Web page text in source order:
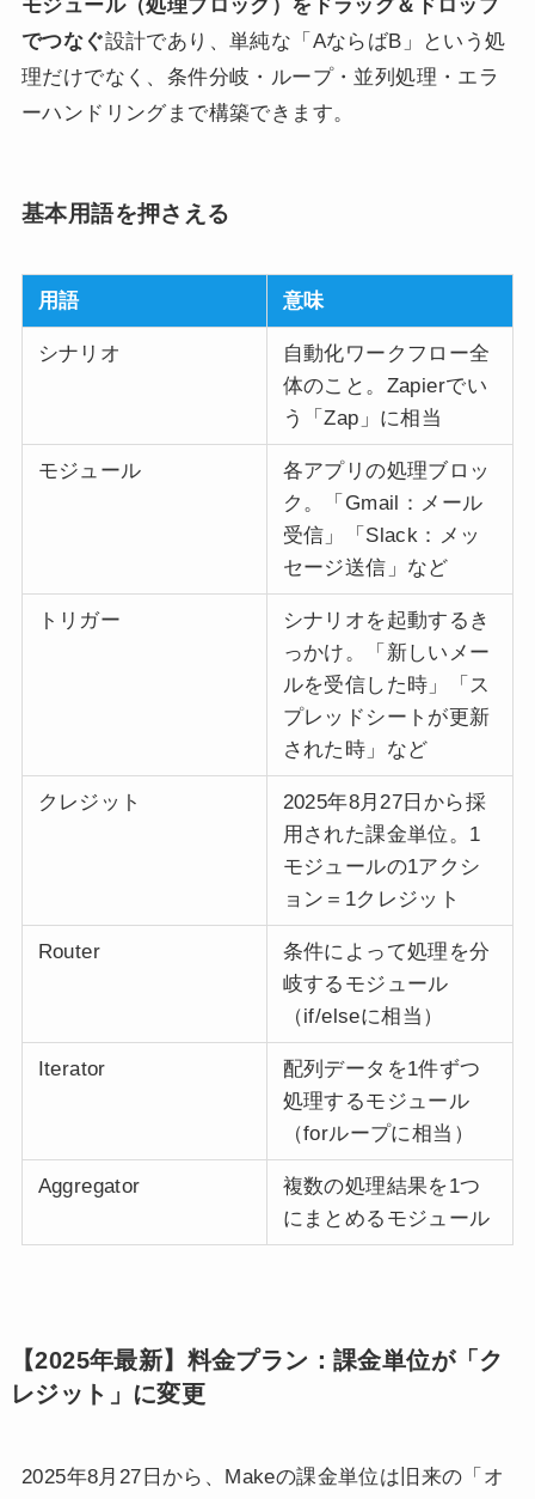
モジュール（処理ブロック）をドラッグ＆ドロップ
でつなぐ設計であり、単純な「AならばB」という処
理だけでなく、条件分岐・ループ・並列処理・エラ
ーハンドリングまで構築できます。
基本用語を押さえる
用語 意味
シナリオ
自動化ワークフロー全
体のこと。Zapierでい
う「Zap」に相当
モジュール
各アプリの処理ブロッ
ク。「Gmail：メール
受信」「Slack：メッ
セージ送信」など
トリガー
シナリオを起動するき
っかけ。「新しいメー
ルを受信した時」「ス
プレッドシートが更新
された時」など
クレジット
2025年8月27日から採
用された課金単位。1
モジュールの1アクシ
ョン＝1クレジット
Router
条件によって処理を分
岐するモジュール
（if/elseに相当）
Iterator
配列データを1件ずつ
処理するモジュール
（forループに相当）
Aggregator
複数の処理結果を1つ
にまとめるモジュール
【2025年最新】料金プラン：課金単位が「ク
レジット」に変更
2025年8月27日から、Makeの課金単位は旧来の「オ